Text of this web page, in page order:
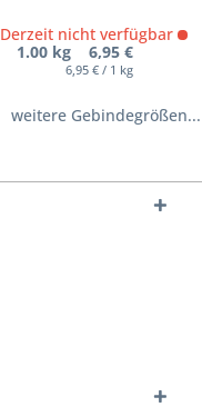
Derzeit nicht verfügbar
1.00 kg 6,95 €
6,95 € / 1 kg
weitere Gebindegrößen...